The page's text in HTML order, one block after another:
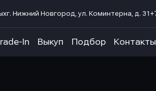
г. Нижний Новгород, ул. Коминтерна, д. 31
In Выкуп Подбор Контакты